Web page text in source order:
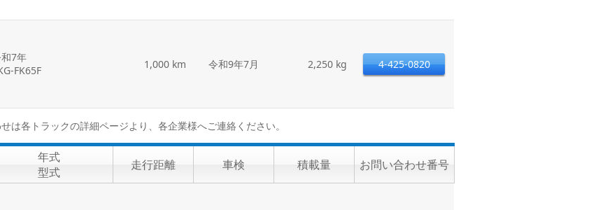
7年
FK65F
1,000 km 令和9年7月 2,250 kg 4-425-0820
は各トラックの詳細ページより、各企業様へご連絡ください。
年式
型式
走行距離 車検 積載量 お問い合わせ番号